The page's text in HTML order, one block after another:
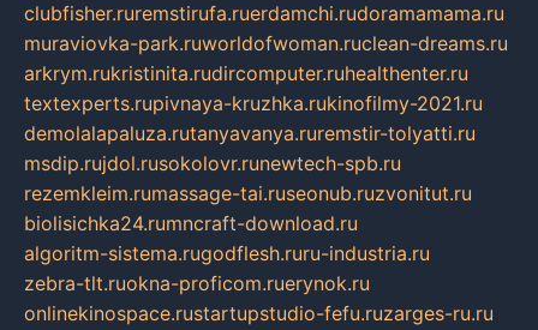
clubfisher.ruremstirufa.ruerdamchi.rudoramamama.ru
muraviovka-park.ruworldofwoman.ruclean-dreams.ru
arkrym.rukristinita.rudircomputer.ruhealthenter.ru
textexperts.rupivnaya-kruzhka.rukinofilmy-2021.ru
demolalapaluza.rutanyavanya.ruremstir-tolyatti.ru
msdip.rujdol.rusokolovr.runewtech-spb.ru
rezemkleim.rumassage-tai.ruseonub.ruzvonitut.ru
biolisichka24.rumncraft-download.ru
algoritm-sistema.rugodflesh.ruru-industria.ru
zebra-tlt.ruokna-proficom.ruerynok.ru
onlinekinospace.rustartupstudio-fefu.ruzarges-ru.ru